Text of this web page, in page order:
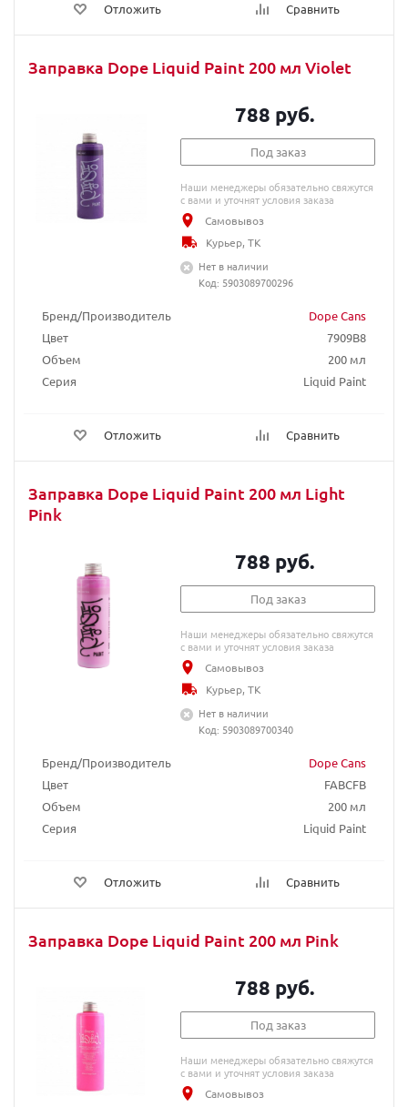
Отложить Сравнить
Заправка Dope Liquid Paint 200 мл Violet
Бренд/Производитель
Dope Cans
Цвет
7909B8
Объем
200 мл
Серия
Liquid Paint
Отложить Сравнить
788 руб.
Под заказ
Наши менеджеры обязательно свяжутся
с вами и уточнят условия заказа
Самовывоз
Курьер, ТК
Нет в наличии
Код: 5903089700296
Заправка Dope Liquid Paint 200 мл Light
Pink
Бренд/Производитель
Dope Cans
Цвет
FABCFB
Объем
200 мл
Серия
Liquid Paint
Отложить Сравнить
788 руб.
Под заказ
Наши менеджеры обязательно свяжутся
с вами и уточнят условия заказа
Самовывоз
Курьер, ТК
Нет в наличии
Код: 5903089700340
Заправка Dope Liquid Paint 200 мл Pink
788 руб.
Под заказ
Наши менеджеры обязательно свяжутся
с вами и уточнят условия заказа
Самовывоз